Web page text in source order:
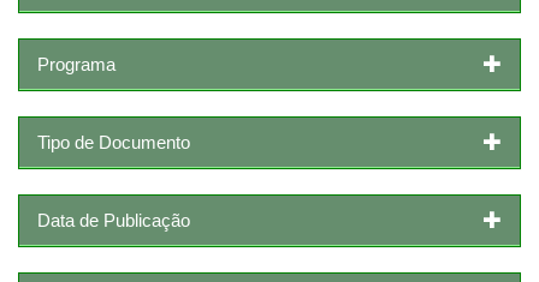
Programa
Tipo de Documento
Data de Publicação